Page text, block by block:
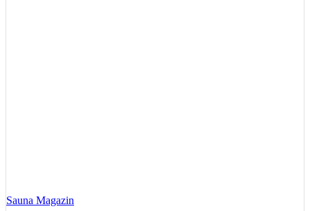
Sauna Magazin